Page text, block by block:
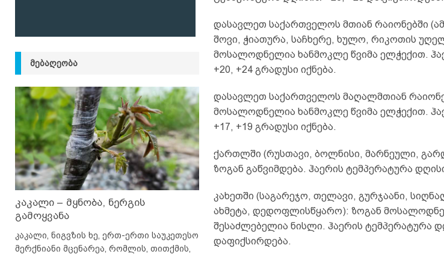
დასავლეთ საქართველოს მთიან რაიონებში
შოვი, ჭიათურა, საჩხერე, ხულო, რიკოთის
მოსალოდნელია ხანმოკლე წვიმა ელჭექით.
+20, +24 გრადუსი იქნება.
დასავლეთ საქართველოს მაღალმთიან
მოსალოდნელია ხანმოკლე წვიმა ელჭექით.
+17, +19 გრადუსი იქნება.
ქართლში (რუსთავი, ბოლნისი, მარნეული,
ზოგან გაწვიმდება. ჰაერის ტემპერატურა
კახეთში (საგარეჯო, თელავი, გურჯაანი,
ახმეტა, დედოფლისწყარო): ზოგან
შესაძლებელია ნისლი. ჰაერის ტემპერატურა
დაფიქსირდება.
ᲛᲔᲑᲐᲦᲔᲝᲑᲐ
კაკალი – მყნობა, ნერგის
გამოყვანა
კაკალი, ნიგვზის ხე, ერთ-ერთი საუკეთესო
მერქნიანი მცენარეა, რომლის, თითქმის,